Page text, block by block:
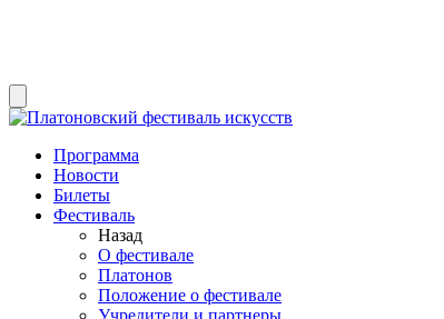
Программа
Новости
Билеты
Фестиваль
Назад
О фестивале
Платонов
Положение о фестивале
Учредители и партнеры